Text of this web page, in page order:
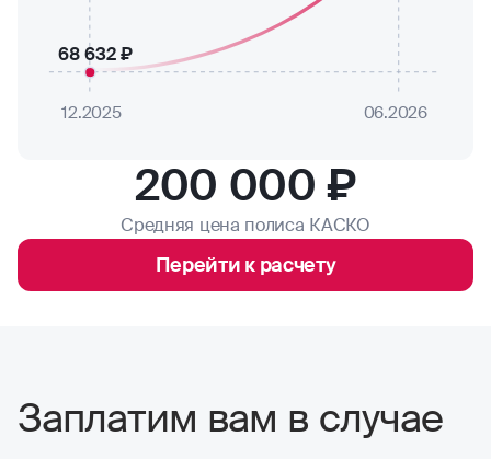
12.2025 06.2026
68 632 ₽
200 000 ₽
Средняя цена полиса КАСКО
Перейти к расчету
Заплатим вам в случае